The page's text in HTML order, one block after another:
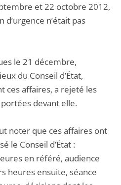
et 22 octobre 2012,
n’était pas
le 21 décembre,
du Conseil d’État,
ces affaires, a rejeté les
devant elle.
noter que ces affaires ont
le Conseil d’État :
en référé, audience
heures ensuite, séance